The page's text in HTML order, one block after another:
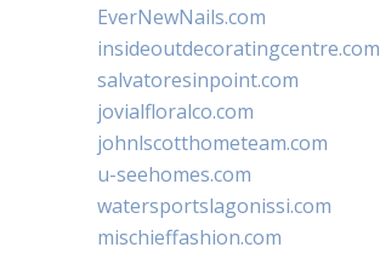
EverNewNails.com
insideoutdecoratingcentre.com
salvatoresinpoint.com
jovialfloralco.com
johnlscotthometeam.com
u-seehomes.com
watersportslagonissi.com
mischieffashion.com